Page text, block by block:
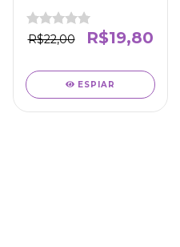
R$22,00 R$19,80
ESPIAR